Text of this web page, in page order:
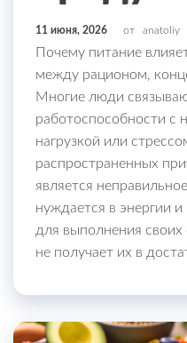
11 июня, 2026 от anatoliy
Почему питание
между рационом,
Многие люди
работоспособности с
нагрузкой или
распространенных
является
нуждается в энергии
для выполнения своих
не получает их в